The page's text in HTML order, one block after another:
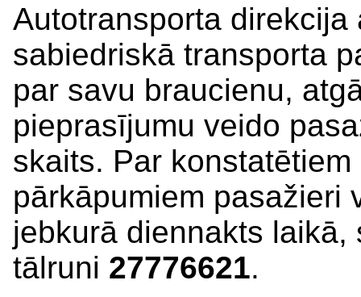
Autotransporta
sabiedriskā transporta
par savu braucienu,
pieprasījumu veido
skaits. Par
pārkāpumiem pasažieri
jebkurā diennakts
tālruni 27776621.